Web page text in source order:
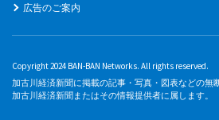
広告のご案内
Copyright 2024 BAN-BAN Networks. All rights reserved.
加古川経済新聞に掲載の記事・写真・図表などの無
加古川経済新聞またはその情報提供者に属します。